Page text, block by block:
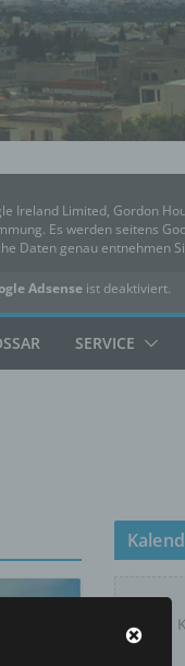
Ireland Limited, Gordon
Es werden seitens
Daten genau entnehmen
Adsenseist deaktiviert.
SERVICE